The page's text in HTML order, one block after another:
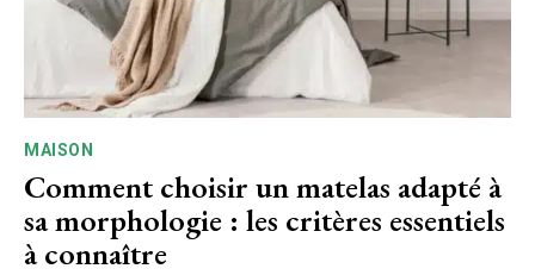
MAISON
Comment choisir un matelas adapté à
sa morphologie : les critères essentiels
à connaître